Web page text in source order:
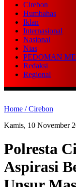
Cirebon
Humbahas
Iklan
Internasional
Nasional
Nias
PEDOMAN
Redaksi
Regional
Home /Cirebon
Kamis, 10 November
Polresta
Aspirasi